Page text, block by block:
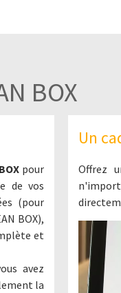
BOX
pour
de vos
(pour
BOX),
et
avez
la
Un
Offrez